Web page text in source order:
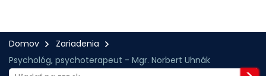
Domov
Zariadenia
Psychológ, psychoterapeut - Mgr. Norbert Uhnák